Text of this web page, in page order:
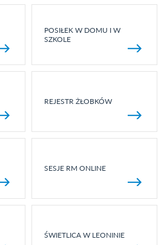
POSIŁEK W DOMU I W
SZKOLE
REJESTR ŻŁOBKÓW
SESJE RM ONLINE
ŚWIETLICA W LEONINIE